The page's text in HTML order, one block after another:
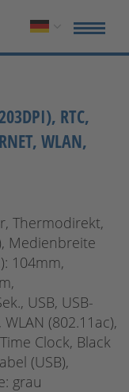
RTC,
WLAN,
Thermodirekt,
Medienbreite
104mm,
USB, USB-
(802.11ac),
Clock, Black
(USB),
grau